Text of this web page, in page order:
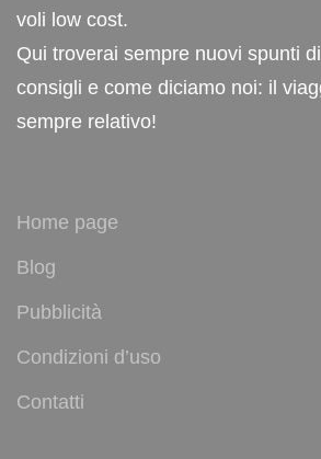
voli low cost.
Qui troverai sempre nuovi spunti
consigli e come diciamo noi: il
sempre relativo!
Home page
Blog
Pubblicità
Condizioni d’uso
Contatti